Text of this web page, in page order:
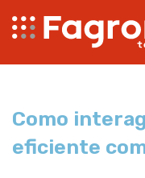
Como
eficiente